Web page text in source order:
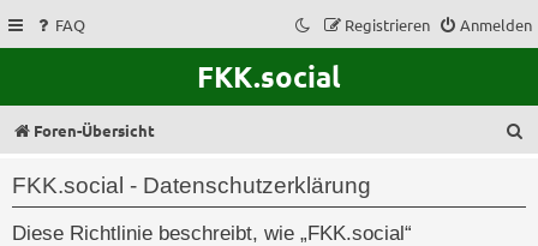
FAQ Anmelden
Registrieren
FKK.social
Foren-Übersicht
FKK.social - Datenschutzerklärung
Diese Richtlinie beschreibt, wie „FKK.social“